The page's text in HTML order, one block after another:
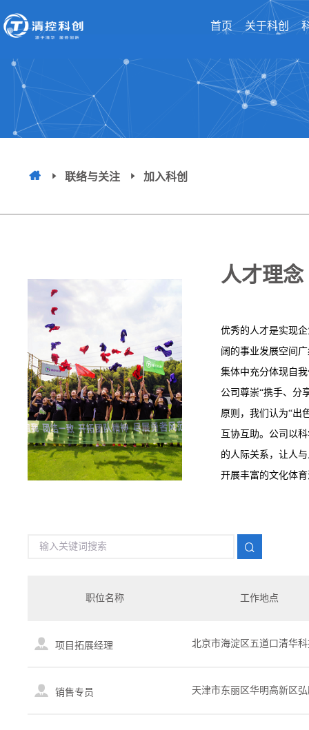
首页 关于科创
联络与关注 加入科创
人才理念
优秀的人才是实现
阔的事业发展空间
集体中充分体现自
公司尊崇“携手、分
原则，我们认为“出
互协互助。公司以
的人际关系，让人
开展丰富的文化体
职位名称 工作地点
项目拓展经理 北京市海淀区五道口清华
销售专员 天津市东丽区华明高新区